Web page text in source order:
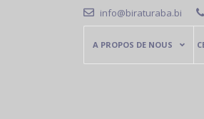
info@biraturaba.bi
A PROPOS DE NOUS